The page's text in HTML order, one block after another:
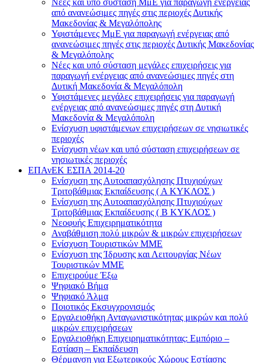
Νέες και υπό σύσταση ΜμΕ για παραγωγή ενέργειας
από ανανεώσιμες πηγές στις περιοχές Δυτικής
Μακεδονίας & Μεγαλόπολης
Υφιστάμενες ΜμΕ για παραγωγή ενέργειας από
ανανεώσιμες πηγές στις περιοχές Δυτικής Μακεδονίας
& Μεγαλόπολης
Νέες και υπό σύσταση μεγάλες επιχειρήσεις για
παραγωγή ενέργειας από ανανεώσιμες πηγές στη
Δυτική Μακεδονία & Μεγαλόπολη
Υφιστάμενες μεγάλες επιχειρήσεις για παραγωγή
ενέργειας από ανανεώσιμες πηγές στη Δυτική
Μακεδονία & Μεγαλόπολη
Ενίσχυση υφιστάμενων επιχειρήσεων σε νησιωτικές
περιοχές
Ενίσχυση νέων και υπό σύσταση επιχειρήσεων σε
νησιωτικές περιοχές
ΕΠΑνΕΚ ΕΣΠΑ 2014-20
Ενίσχυση της Αυτοαπασχόλησης Πτυχιούχων
Τριτοβάθμιας Εκπαίδευσης ( Α ΚΥΚΛΟΣ )
Ενίσχυση της Αυτοαπασχόλησης Πτυχιούχων
Τριτοβάθμιας Εκπαίδευσης ( Β ΚΥΚΛΟΣ )
Νεοφυής Επιχειρηματικότητα
Αναβάθμιση πολύ μικρών & μικρών επιχειρήσεων
Ενίσχυση Τουριστικών ΜΜΕ
Ενίσχυση της Ίδρυσης και Λειτουργίας Νέων
Τουριστικών ΜΜΕ
Επιχειρούμε Έξω
Ψηφιακό Βήμα
Ψηφιακό Άλμα
Ποιοτικός Εκσυγχρονισμός
Εργαλειοθήκη Ανταγωνιστικότητας μικρών και πολύ
μικρών επιχειρήσεων
Εργαλειοθήκη Επιχειρηματικότητας: Εμπόριο –
Εστίαση – Εκπαίδευση
Θέρμανση για Εξωτερικούς Χώρους Εστίασης